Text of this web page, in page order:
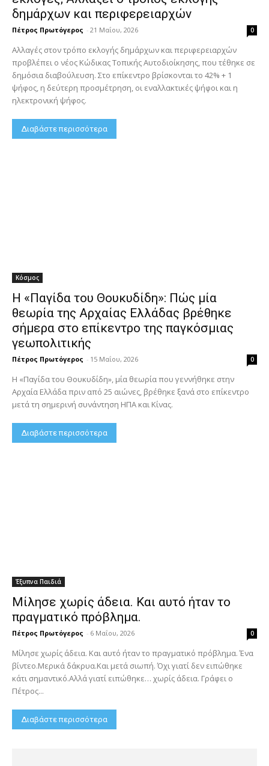
δημάρχων και περιφερειαρχών
Πέτρος Πρωτόγερος - 21 Μαΐου, 2026 0
Αλλαγές στον τρόπο εκλογής δημάρχων και περιφερειαρχών
προβλέπει ο νέος Κώδικας Τοπικής Αυτοδιοίκησης, που τέθηκε σε
δημόσια διαβούλευση. Στο επίκεντρο βρίσκονται το 42% + 1
ψήφος, η δεύτερη προσμέτρηση, οι εναλλακτικές ψήφοι και η
ηλεκτρονική ψήφος.
Διαβάστε περισσότερα
Κόσμος
Η «Παγίδα του Θουκυδίδη»: Πώς μία
θεωρία της Αρχαίας Ελλάδας βρέθηκε
σήμερα στο επίκεντρο της παγκόσμιας
γεωπολιτικής
Πέτρος Πρωτόγερος - 15 Μαΐου, 2026 0
Η «Παγίδα του Θουκυδίδη», μία θεωρία που γεννήθηκε στην
Αρχαία Ελλάδα πριν από 25 αιώνες, βρέθηκε ξανά στο επίκεντρο
μετά τη σημερινή συνάντηση ΗΠΑ και Κίνας.
Διαβάστε περισσότερα
Έξυπνα Παιδιά
Μίλησε χωρίς άδεια. Και αυτό ήταν το
πραγματικό πρόβλημα.
Πέτρος Πρωτόγερος - 6 Μαΐου, 2026 0
Μίλησε χωρίς άδεια. Και αυτό ήταν το πραγματικό πρόβλημα. Ένα
βίντεο.Μερικά δάκρυα.Και μετά σιωπή. Όχι γιατί δεν ειπώθηκε
κάτι σημαντικό.Αλλά γιατί ειπώθηκε… χωρίς άδεια. Γράφει ο
Πέτρος...
Διαβάστε περισσότερα